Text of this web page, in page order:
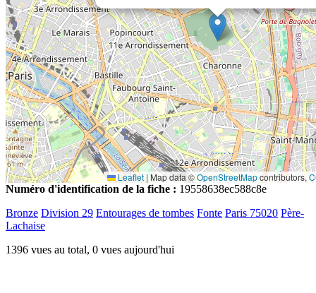
Leaflet | Map data ©OpenStreetMapcontributors,
Numéro d'identification de la fiche : 19558638ec588c8e
Bronze Division 29 Entourages de tombes Fonte Paris 75020 Père-
Lachaise
1396 vues au total, 0 vues aujourd'hui